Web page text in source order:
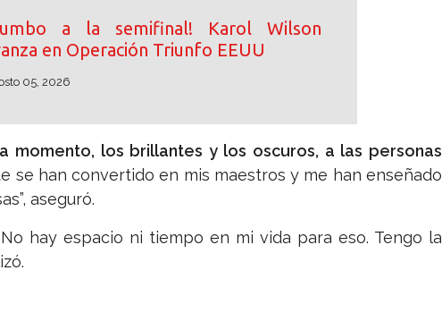
a la semifinal! Karol Wilson
en Operación Triunfo EEUU
05, 2026
momento, los brillantes y los oscuros, a las personas
se han convertido en mis maestros y me han enseñado
aseguró.
hay espacio ni tiempo en mi vida para eso. Tengo la